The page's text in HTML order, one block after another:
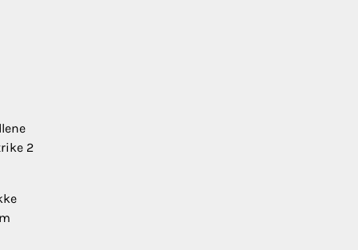
2